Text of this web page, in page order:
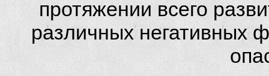
протяжении всего
различных негативных